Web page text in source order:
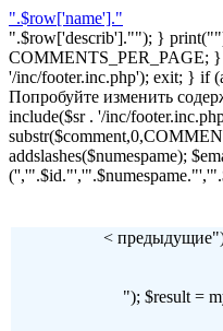
".$row['name']."
".$row['describ'].""); }
COMMENTS_PER_PAGE; }
'/inc/footer.inc.php'); exit; } if
Попробуйте изменить
include($sr . '/inc/
addslashes($numespame);
<
"); $result =